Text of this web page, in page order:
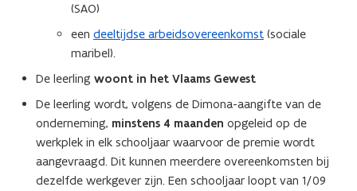
(SAO)
een deeltijdse arbeidsovereenkomst (sociale
maribel).
De leerling woont in het Vlaams Gewest
De leerling wordt, volgens de Dimona-aangifte van de
onderneming, minstens 4 maanden opgeleid op de
werkplek in elk schooljaar waarvoor de premie wordt
aangevraagd. Dit kunnen meerdere overeenkomsten bij
dezelfde werkgever zijn. Een schooljaar loopt van 1/09